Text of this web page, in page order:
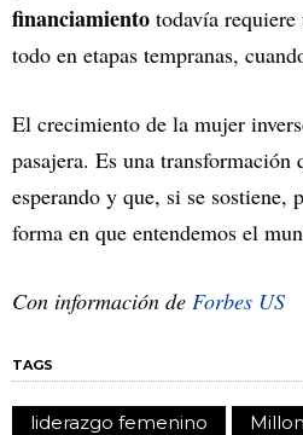
financiamiento todavía requiere
todo en etapas tempranas,
El crecimiento de la mujer
pasajera. Es una transformación
esperando y que, si se sostiene,
forma en que entendemos el
Con información de Forbes US
TAGS
liderazgo femenino